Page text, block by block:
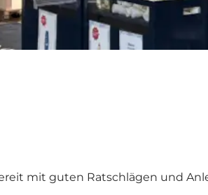
mit guten Ratschlägen und